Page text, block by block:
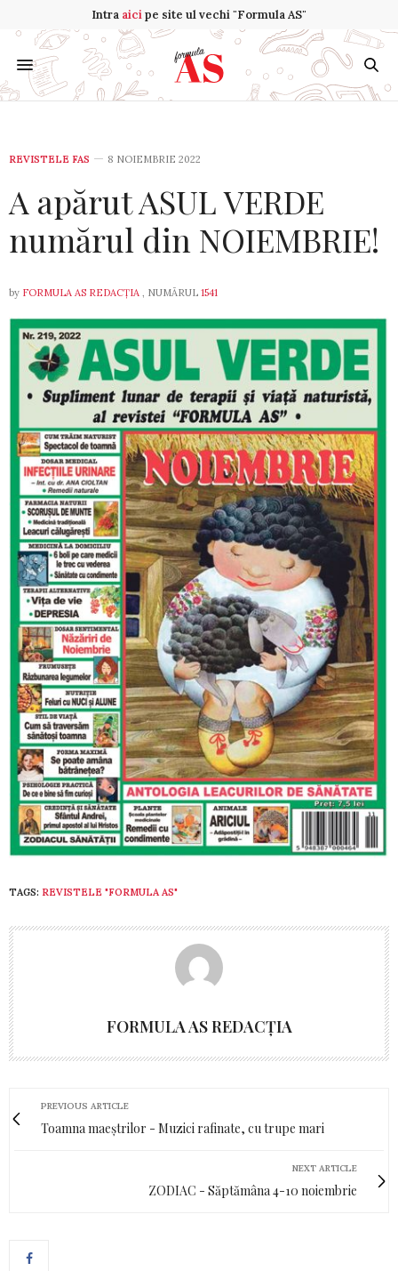
Intra aicipe site ul vechi "Formula AS"
REVISTELE FAS 8 NOIEMBRIE 2022
A apărut ASUL VERDE
numărul din NOIEMBRIE!
by FORMULA AS REDACȚIA , NUMĂRUL 1541
TAGS: REVISTELE "FORMULA AS"
FORMULA AS REDACȚIA
PREVIOUS ARTICLE
Toamna maeștrilor - Muzici rafinate, cu trupe mari
NEXT ARTICLE
ZODIAC - Săptămâna 4-10 noiembrie